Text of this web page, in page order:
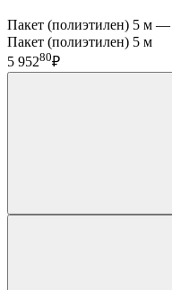
Пакет (полиэтилен) 5 м —
Пакет (полиэтилен) 5 м
5 95280₽